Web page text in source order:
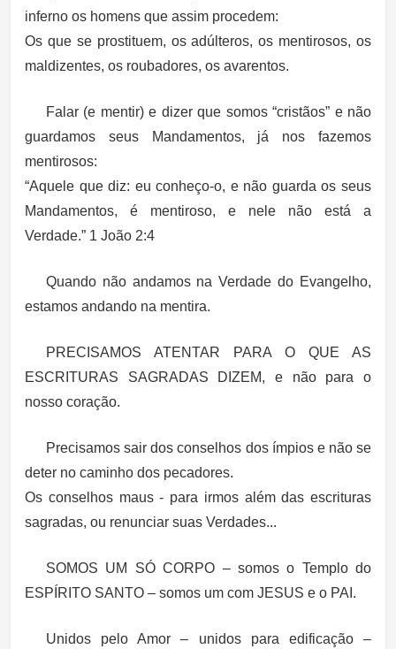
inferno os homens que assim procedem:
Os que se prostituem, os adúlteros, os mentirosos, os
maldizentes, os roubadores, os avarentos.
Falar (e mentir) e dizer que somos “cristãos” e não
guardamos seus Mandamentos, já nos fazemos
mentirosos:
“Aquele que diz: eu conheço-o, e não guarda os seus
Mandamentos, é mentiroso, e nele não está a
Verdade.” 1 João 2:4
Quando não andamos na Verdade do Evangelho,
estamos andando na mentira.
PRECISAMOS ATENTAR PARA O QUE AS
ESCRITURAS SAGRADAS DIZEM, e não para o
nosso coração.
Precisamos sair dos conselhos dos ímpios e não se
deter no caminho dos pecadores.
Os conselhos maus - para irmos além das escrituras
sagradas, ou renunciar suas Verdades...
SOMOS UM SÓ CORPO – somos o Templo do
ESPÍRITO SANTO – somos um com JESUS e o PAI.
Unidos pelo Amor – unidos para edificação –